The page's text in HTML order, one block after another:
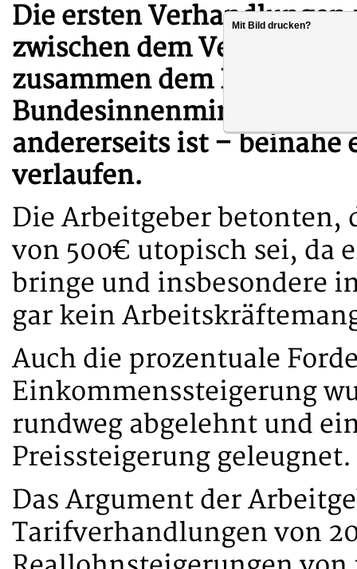
Die ersten
zwischen dem Verband
zusammen dem Bund,
Bundesinnenministerin
andererseits ist – beinahe
verlaufen.
Die Arbeitgeber betonten,
von 500€ utopisch sei, da
bringe und insbesondere
gar kein
Auch die prozentuale
Einkommenssteigerung
rundweg abgelehnt und
Preissteigerung geleugnet.
Das Argument der
Tarifverhandlungen von
Mit Bild drucken?